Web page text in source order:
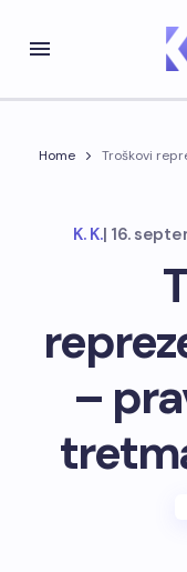
Home
Troškovi
K. K.| 16.
–